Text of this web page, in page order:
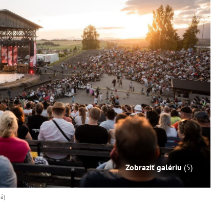
Zobraziť galériu (5)